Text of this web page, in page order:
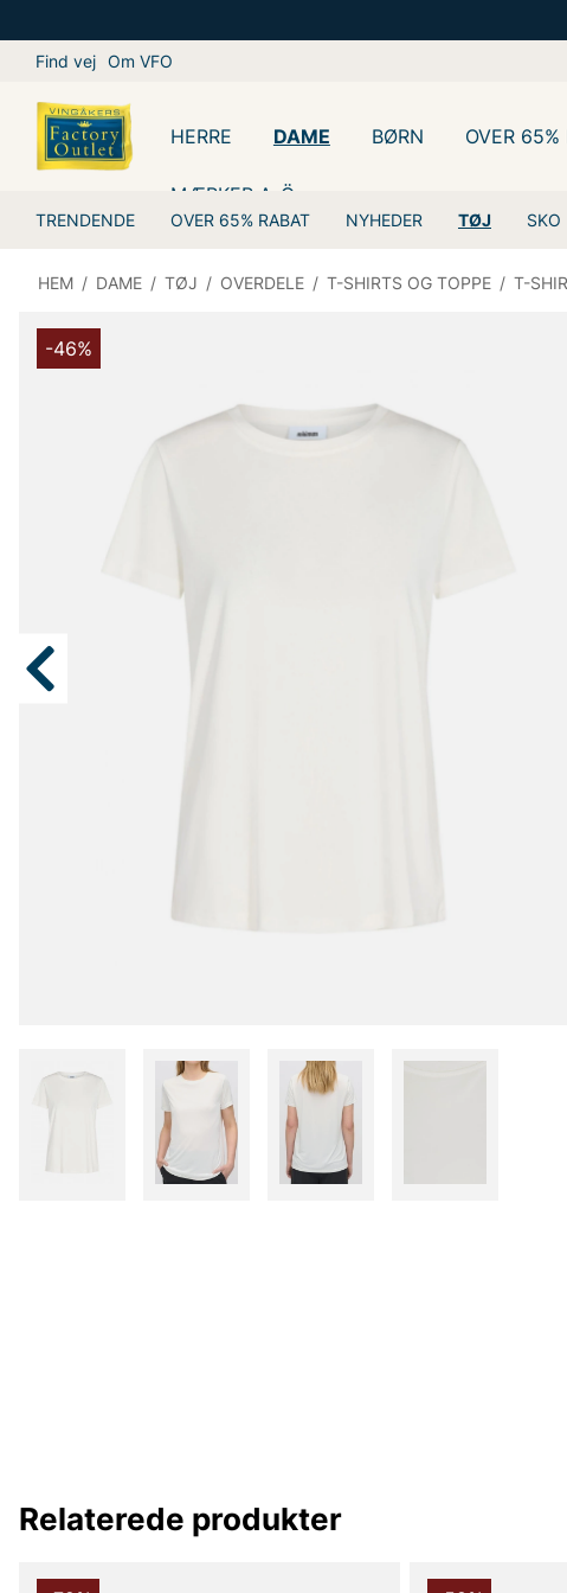
Find vej Om VFO
HERRE DAME
TRENDENDE OVER 65% RABAT NYHEDER TØJ SKO
BØRN OVER 65%
MÆRKER A-Ö
HEM / DAME / TØJ / OVERDELE / T-SHIRTS OG TOPPE / T-
-46%
Relaterede produkter